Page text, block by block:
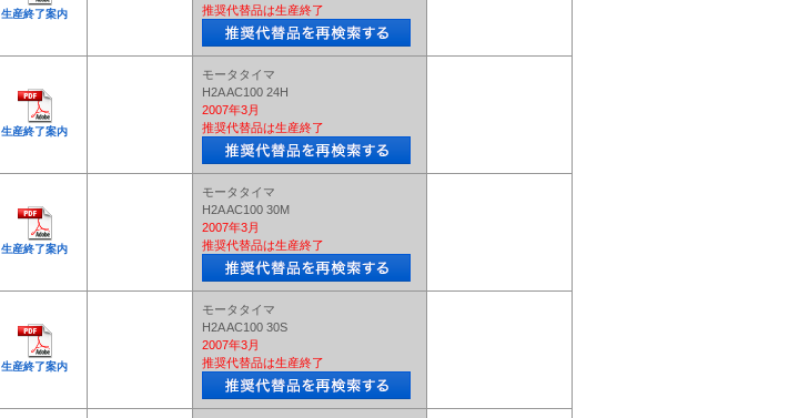
生産終了案内
推奨代替品は生産終了
生産終了案内
モータタイマ
H2A AC100 24H
2007年3月
推奨代替品は生産終了
生産終了案内
モータタイマ
H2A AC100 30M
2007年3月
推奨代替品は生産終了
生産終了案内
モータタイマ
H2A AC100 30S
2007年3月
推奨代替品は生産終了